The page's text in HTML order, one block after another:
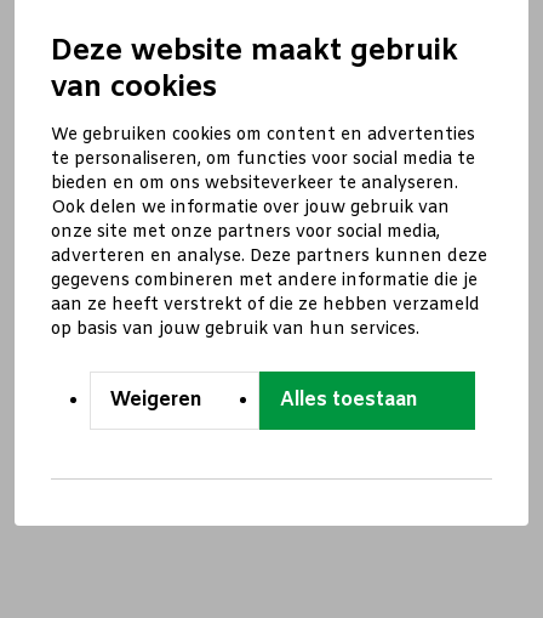
Deze website maakt gebruik
van cookies
We gebruiken cookies om content en advertenties
te personaliseren, om functies voor social media te
bieden en om ons websiteverkeer te analyseren.
Ook delen we informatie over jouw gebruik van
onze site met onze partners voor social media,
adverteren en analyse. Deze partners kunnen deze
gegevens combineren met andere informatie die je
aan ze heeft verstrekt of die ze hebben verzameld
op basis van jouw gebruik van hun services.
Weigeren Alles toestaan